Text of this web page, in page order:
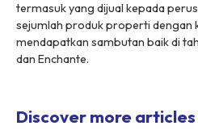
termasuk yang dijual kepada
sejumlah produk properti dengan
mendapatkan sambutan baik di
dan Enchante.
Discover more